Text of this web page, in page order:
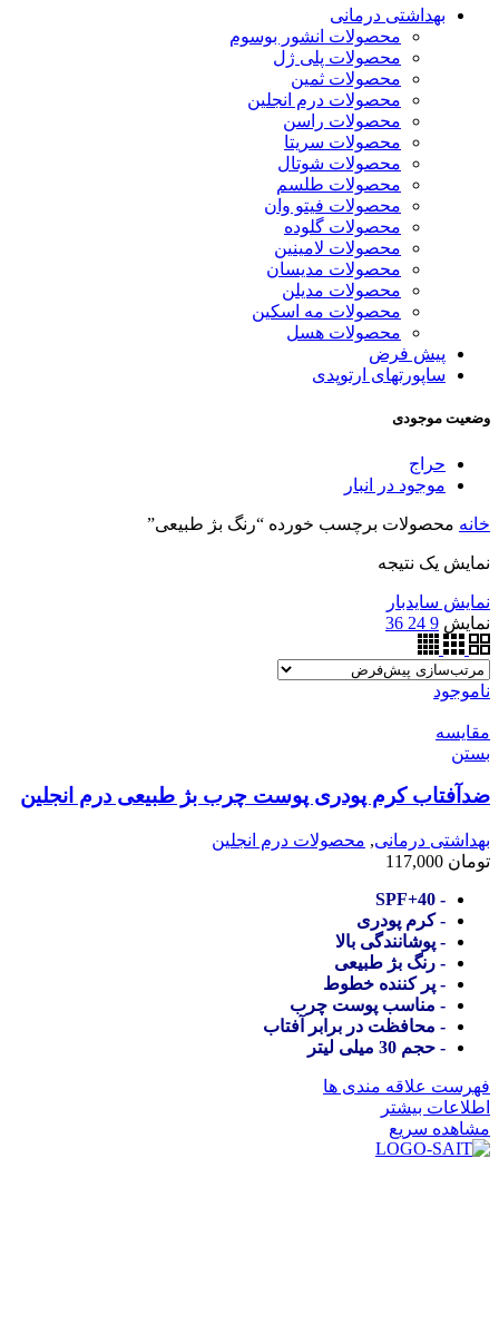
بهداشتی درمانی
محصولات انشور بوسوم
محصولات پلی ژل
محصولات ثمین
محصولات درم انجلین
محصولات راسن
محصولات سریتا
محصولات شوتال
محصولات طلسم
محصولات فیتو وان
محصولات گلوده
محصولات لامینین
محصولات مدیسان
محصولات مدیلن
محصولات مه اسکین
محصولات هسل
پیش فرض
ساپورتهای ارتوپدی
وضعیت موجودی
حراج
موجود در انبار
خانه محصولات برچسب خورده “رنگ بژ طبیعی”
نمایش یک نتیجه
نمایش سایدبار
نمایش 9
24
36
ناموجود
مقایسه
بستن
ضدآفتاب کرم پودری پوست چرب بژ طبیعی درم انجلین
بهداشتی درمانی, محصولات درم انجلین
تومان
- SPF+40
- کرم پودری
- پوشانندگی بالا
- رنگ بژ طبیعی
- پر کننده خطوط
- مناسب پوست چرب
- محافظت در برابر آفتاب
- حجم 30 میلی لیتر
فهرست علاقه مندی ها
اطلاعات بیشتر
مشاهده سریع